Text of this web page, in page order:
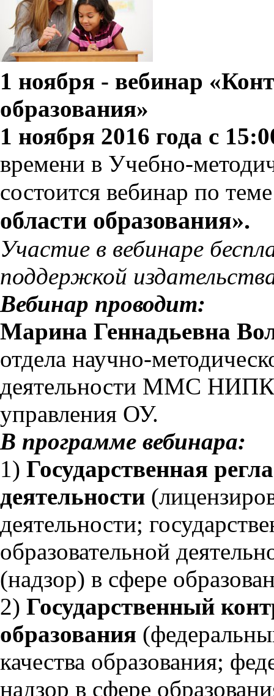
1 ноября - вебинар
образования»
1 ноября 2016 года с
времени в Учебно-
состоится вебинар по
области образования».
Участие в вебинаре
поддержкой
Вебинар проводит:
Марина Геннадьевна
отдела научно-
деятельности ММС
управления ОУ.
В программе вебинара:
1) Государственная
деятельности
деятельности;
образовательной
(надзор) в сфере
2) Государственный
образования
качества образования;
надзор в сфере